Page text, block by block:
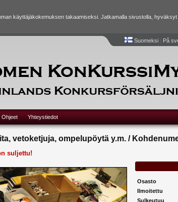
käyttäjäkokemuksen takaamiseksi. Jatkamalla sivustolla,
Suomeksi| På
Ohjeet Yhteystiedot
vetoketjuja, ompelupöytä y.m. /
suljettu!
Osasto
Ilmoitettu
Sulkeutuu